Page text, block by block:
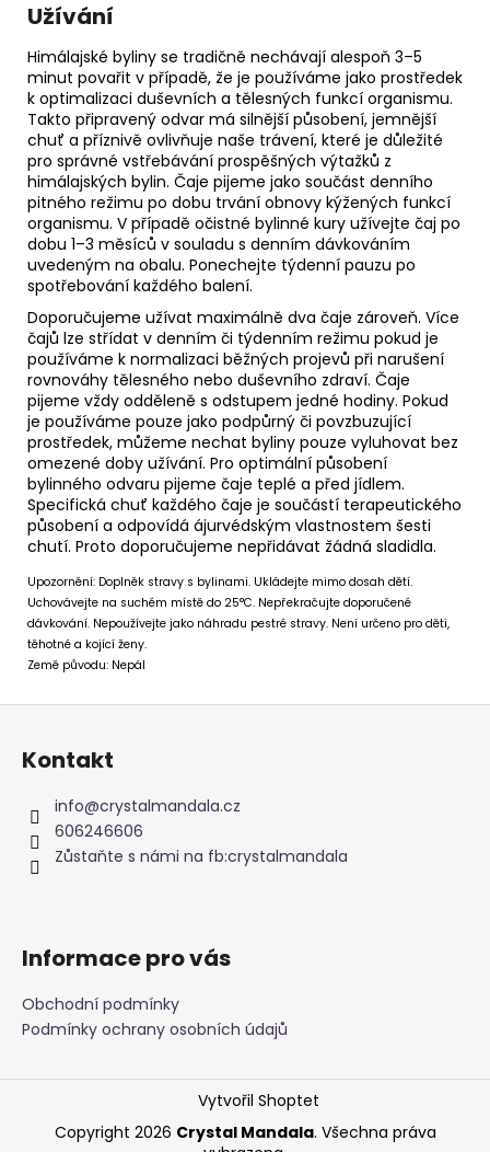
Užívání
Himálajské byliny se tradičně nechávají alespoň 3–5
minut povařit v případě, že je používáme jako prostředek
k optimalizaci duševních a tělesných funkcí organismu.
Takto připravený odvar má silnější působení, jemnější
chuť a příznivě ovlivňuje naše trávení, které je důležité
pro správné vstřebávání prospěšných výtažků z
himálajských bylin. Čaje pijeme jako součást denního
pitného režimu po dobu trvání obnovy kýžených funkcí
organismu. V případě očistné bylinné kury užívejte čaj po
dobu 1–3 měsíců v souladu s denním dávkováním
uvedeným na obalu. Ponechejte týdenní pauzu po
spotřebování každého balení.
Doporučujeme užívat maximálně dva čaje zároveň. Více
čajů lze střídat v denním či týdenním režimu pokud je
používáme k normalizaci běžných projevů při narušení
rovnováhy tělesného nebo duševního zdraví. Čaje
pijeme vždy odděleně s odstupem jedné hodiny. Pokud
je používáme pouze jako podpůrný či povzbuzující
prostředek, můžeme nechat byliny pouze vyluhovat bez
omezené doby užívání. Pro optimální působení
bylinného odvaru pijeme čaje teplé a před jídlem.
Specifická chuť každého čaje je součástí terapeutického
působení a odpovídá ájurvédským vlastnostem šesti
chutí. Proto doporučujeme nepřidávat žádná sladidla.
Upozornění: Doplněk stravy s bylinami. Ukládejte mimo dosah dětí.
Uchovávejte na suchém místě do 25°C. Nepřekračujte doporučené
dávkování. Nepoužívejte jako náhradu pestré stravy. Není určeno pro děti,
těhotné a kojící ženy.
Země původu: Nepál
Z
Kontakt
info@crystalmandala.cz
606246606
Zůstaňte s námi na fb:crystalmandala
Informace pro vás
Obchodní podmínky
Podmínky ochrany osobních údajů
Vytvořil Shoptet
Copyright 2026 Crystal Mandala. Všechna práva